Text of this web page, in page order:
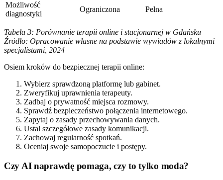
Możliwość
diagnostyki
Ograniczona Pełna
Tabela 3: Porównanie terapii online i stacjonarnej w Gdańsku
Źródło: Opracowanie własne na podstawie wywiadów z lokalnymi
specjalistami, 2024
Osiem kroków do bezpiecznej terapii online:
Wybierz sprawdzoną platformę lub gabinet.
Zweryfikuj uprawnienia terapeuty.
Zadbaj o prywatność miejsca rozmowy.
Sprawdź bezpieczeństwo połączenia internetowego.
Zapytaj o zasady przechowywania danych.
Ustal szczegółowe zasady komunikacji.
Zachowaj regularność spotkań.
Oceniaj swoje samopoczucie i postępy.
Czy AI naprawdę pomaga, czy to tylko moda?